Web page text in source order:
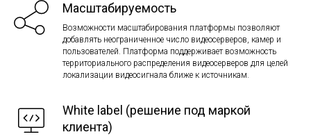
Масштабируемость
Возможности масштабирования платформы позволяют
добавлять неограниченное число видеосерверов, камер и
пользователей. Платформа поддерживает возможность
территориального распределения видеосерверов для целей
локализации видеосигнала ближе к источникам.
White label (решение под маркой
клиента)